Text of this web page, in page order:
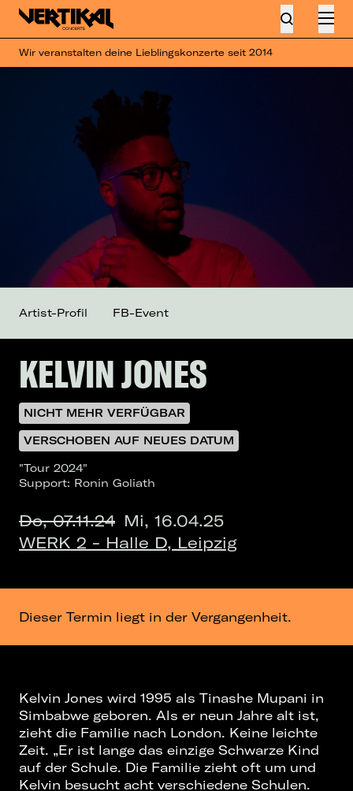
Wir veranstalten deine Lieblingskonzerte seit 2014
KELVIN JONES
NICHT MEHR VERFÜGBAR
VERSCHOBEN AUF NEUES DATUM
"Tour 2024"
Support: Ronin Goliath
Do, 07.11.24 Mi, 16.04.25
WERK 2 - Halle D, Leipzig
Artist-Profil FB-Event
Dieser Termin liegt in der Vergangenheit.
Kelvin Jones wird 1995 als Tinashe Mupani in
Simbabwe geboren. Als er neun Jahre alt ist,
zieht die Familie nach London. Keine leichte
Zeit. „Er ist lange das einzige Schwarze Kind
auf der Schule. Die Familie zieht oft um und
Kelvin besucht acht verschiedene Schulen.